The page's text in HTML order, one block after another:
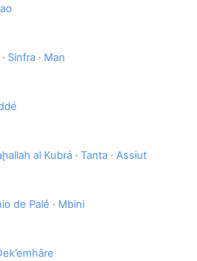
· Sinfra · Man
al Kubrá · Tanta · Assiut
de Palé · Mbini